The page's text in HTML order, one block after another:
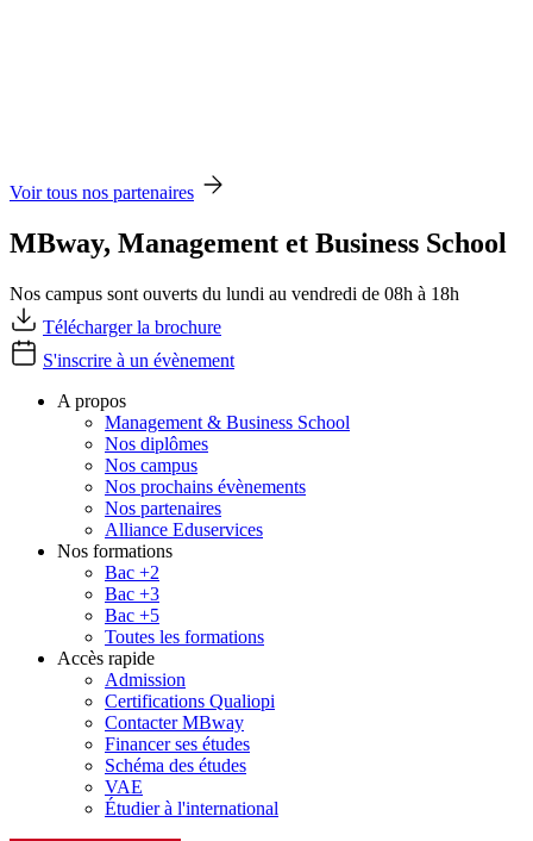
Voir tous nos partenaires
MBway, Management et Business School
Nos campus sont ouverts du lundi au vendredi de 08h à 18h
Télécharger la brochure
S'inscrire à un évènement
A propos
Management & Business School
Nos diplômes
Nos campus
Nos prochains évènements
Nos partenaires
Alliance Eduservices
Nos formations
Bac +2
Bac +3
Bac +5
Toutes les formations
Accès rapide
Admission
Certifications Qualiopi
Contacter MBway
Financer ses études
Schéma des études
VAE
Étudier à l'international